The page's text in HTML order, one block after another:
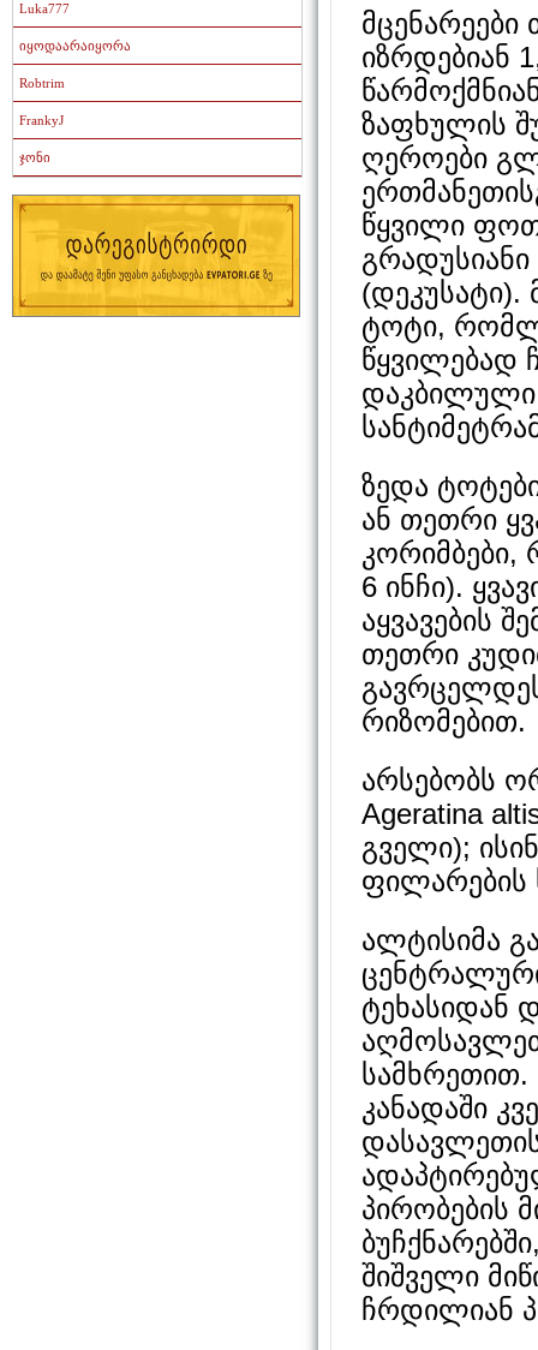
Luka777
იყოდაარაიყორა
Robtrim
FrankyJ
ჯონი
იზრდებიან
ზაფხულის
ღეროები
წყვილი
(დეკუსატი).
ტოტი,
წყვილებად
დაკბილული
ზედა
ან თეთრი
კორიმბები,
6 ინჩი).
აყვავების
თეთრი
რიზომებით.
არსებობს
Ageratina
გველი);
ფილარების
ალტისიმა
ტეხასიდან
სამხრეთით.
კანადაში
პირობების
შიშველი
ჩრდილიან